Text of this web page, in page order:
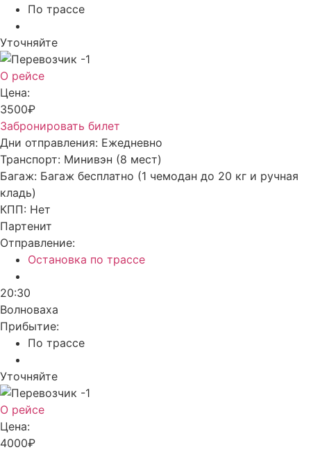
По трассе
Уточняйте
О рейсе
Цена:
3500₽
Забронировать билет
Дни отправления: Ежедневно
Транспорт: Минивэн (8 мест)
Багаж: Багаж бесплатно (1 чемодан до 20 кг и ручная
кладь)
КПП: Нет
Партенит
Отправление:
Остановка по трассе
20:30
Волноваха
Прибытие:
По трассе
Уточняйте
О рейсе
Цена:
4000₽